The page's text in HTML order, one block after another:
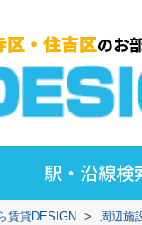
駅・沿線検
賃貸DESIGN > 周辺施